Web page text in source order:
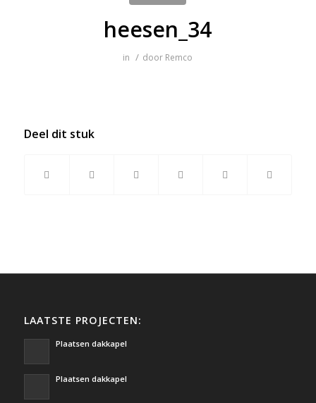
heesen_34
in / door Remco
Deel dit stuk
LAATSTE PROJECTEN:
Plaatsen dakkapel
Plaatsen dakkapel